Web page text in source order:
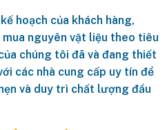
hoạch của khách hàng,
nguyên vật liệu theo tiêu
chúng tôi đã và đang thiết
các nhà cung cấp uy tín để
và duy trì chất lượng đầu